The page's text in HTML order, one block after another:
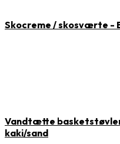
Skocreme / skosværte -
Vandtætte
kaki/sand